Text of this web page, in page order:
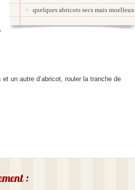
quelques abricots secs mais moelleux
un autre d’abricot, rouler la tranche de
: